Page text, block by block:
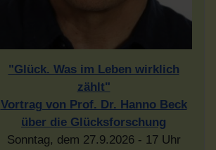
"Glück. Was im Leben wirklich
zählt"
Vortrag von Prof. Dr. Hanno Beck
über die Glücksforschung
Sonntag, dem 27.9.2026 - 17 Uhr